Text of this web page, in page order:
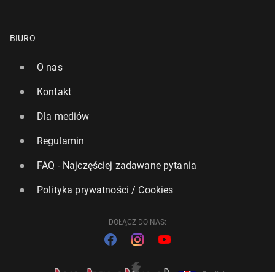
BIURO
O nas
Kontakt
Dla mediów
Regulamin
FAQ - Najczęściej zadawane pytania
Polityka prywatności / Cookies
DOŁĄCZ DO NAS: